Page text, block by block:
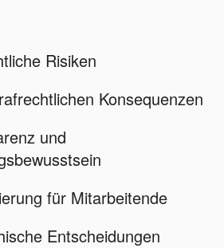
Risiken
Konsequenzen
und
für Mitarbeitende
Entscheidungen